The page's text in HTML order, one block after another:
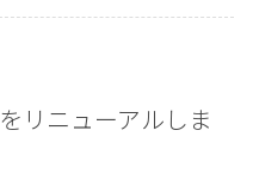
リニューアルしま